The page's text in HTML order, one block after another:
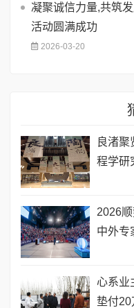
凝聚诚信力量,共筑
活动圆满成功
2026-03-20
良渚
程学研
​2026
中外专
心系业
垫付